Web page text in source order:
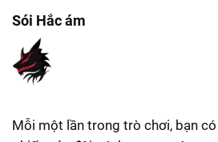
Sói Hắc ám
Mỗi một lần trong trò chơi, bạn